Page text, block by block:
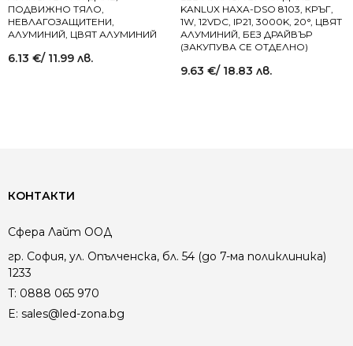
ПОДВИЖНО ТЯЛО,
НЕВЛАГОЗАЩИТЕНИ,
АЛУМИНИЙ, ЦВЯТ АЛУМИНИЙ
6.13 €/ 11.99 лв.
KANLUX HAXA-DSO 8103, КРЪГ,
1W, 12VDC, IP21, 3000K, 20°, ЦВЯТ
АЛУМИНИЙ, БЕЗ ДРАЙВЪР
(ЗАКУПУВА СЕ ОТДЕЛНО)
9.63 €/ 18.83 лв.
КОНТАКТИ
Сфера Лайт ООД
гр. София, ул. Опълченска, бл. 54 (до 7-ма поликлиника)
1233
T: 0888 065 970
E: sales@led-zona.bg